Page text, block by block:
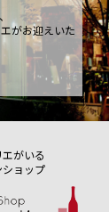
がお迎えいた
がいる
ショップ